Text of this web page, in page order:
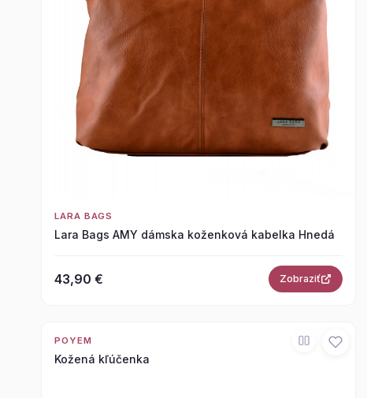
LARA BAGS
Lara Bags AMY dámska koženková kabelka Hnedá
43,90 € Zobraziť
POYEM
Kožená kľúčenka